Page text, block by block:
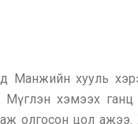
Манжийн хууль
хэмээх ганц
олгосон цол